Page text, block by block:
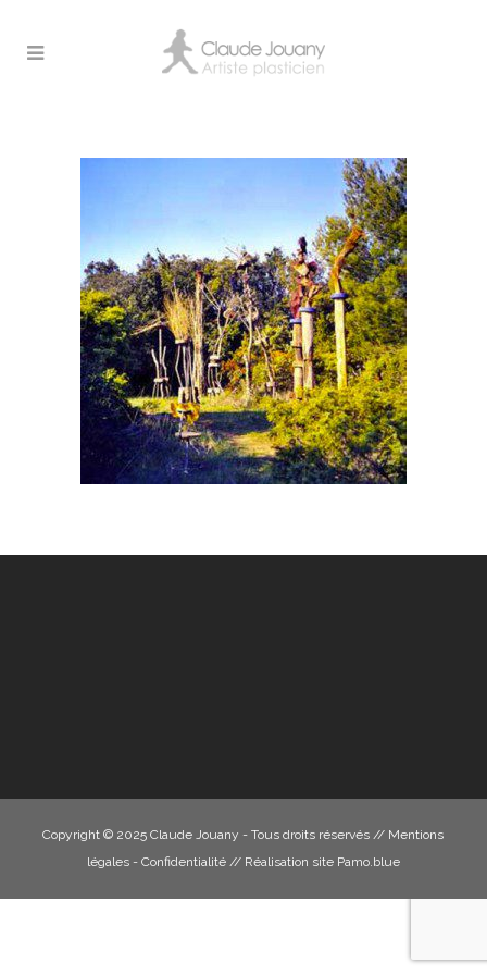
Copyright © 2025 Claude Jouany - Tous droits réservés // Mentions
légales - Confidentialité// Réalisation site Pamo.blue